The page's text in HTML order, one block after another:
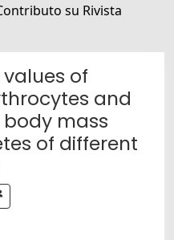
su Rivista
of
and
mass
of different